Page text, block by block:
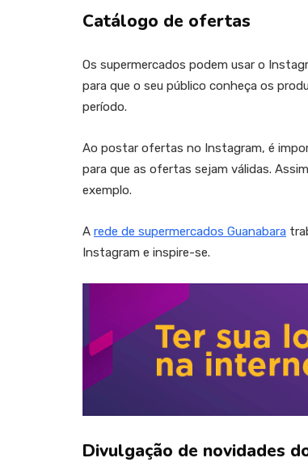
Catálogo de ofertas
Os supermercados podem usar o
para que o seu público conheça os
período.
Ao postar ofertas no Instagram, é
para que as ofertas sejam válidas.
exemplo.
A rede de supermercados Guanabara
Instagram e inspire-se.
Divulgação de novidades